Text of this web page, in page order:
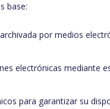
base:
por medios
electrónicas mediante
para garantizar su